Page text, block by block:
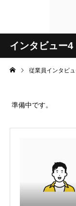
インタビュー4
従業員インタビ
準備中です。